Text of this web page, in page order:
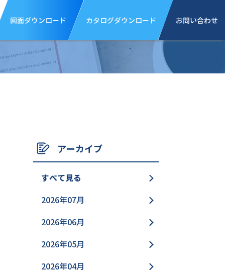
図面ダウンロード カタログダウンロード お問い合わせ
アーカイブ
すべて見る
2026年07月
2026年06月
2026年05月
2026年04月